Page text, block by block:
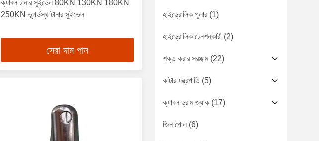
ক্যাবল টানার সুইভেল 80KN 130KN 180KN
250KN ভূগর্ভস্থ টানার সুইভেল
সেরা দাম পান
হাইড্রোলিক পুলার(1)
হাইড্রোলিক টেনশনকারী (2)
শক্ত করার সরঞ্জাম(22)
কাটার যন্ত্রপাতি(5)
ক্যাবল ড্রাম জ্যাক (17)
জিন পোল (6)